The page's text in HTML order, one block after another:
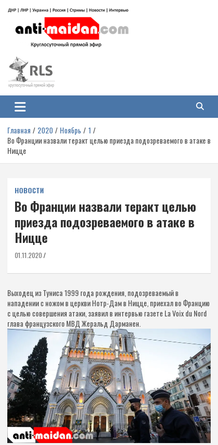
содержимому
Антимайдан: Гражданская война
на Украине
гражданской войне на Украине, включая события в Новороссии, ДНР,
ЛНР и других регионах.
Главная 2020 Ноябрь
1
Во Франции назвали теракт целью приезда подозреваемого в атаке в
Ницце
НОВОСТИ
Во Франции назвали теракт целью
приезда подозреваемого в атаке в
Ницце
01.11.2020
Выходец из Туниса 1999 года рождения, подозреваемый в
нападении с ножом в церкви Нотр-Дам в Ницце, приехал во Францию
с целью совершения атаки, заявил в интервью газете La Voix du Nord
глава французского МВД Жеральд Дарманен.